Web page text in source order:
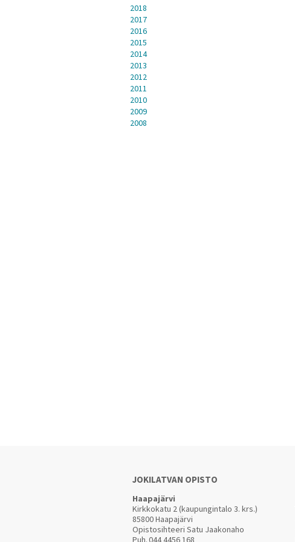
2018
2017
2016
2015
2014
2013
2012
2011
2010
2009
2008
JOKILATVAN OPISTO
Haapajärvi
Kirkkokatu 2 (kaupungintalo 3. krs.)
85800 Haapajärvi
Opistosihteeri Satu Jaakonaho
Puh.044 4456 168